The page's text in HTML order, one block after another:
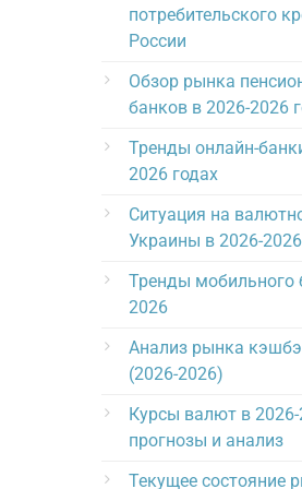
потребительского
России
Обзор рынка
банков в 2026-2026
Тренды онлайн-
2026 годах
Ситуация на
Украины в 2026-
Тренды мобильного
2026
Анализ рынка
(2026-2026)
Курсы валют в 2026-
прогнозы и анализ
Текущее состояние